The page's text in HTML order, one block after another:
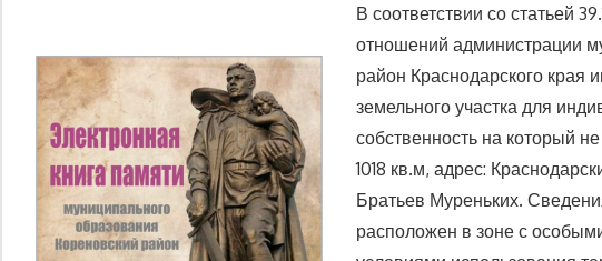
В соответствии со статьей
отношений администрации
район Краснодарского края
земельного участка для
собственность на который
1018 кв.м, адрес:
Братьев Муреньких.
расположен в зоне с